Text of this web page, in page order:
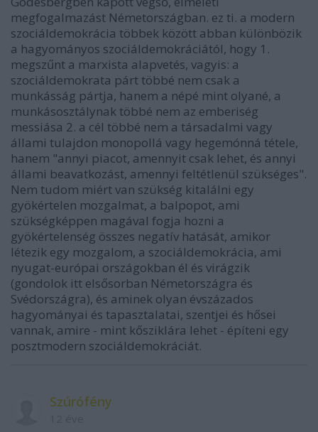
megfogalmazást Németországban. ez ti. a modern
szociáldemokrácia többek között abban különbözik
a hagyományos szociáldemokráciától, hogy 1.
megszűnt a marxista alapvetés, vagyis: a
szociáldemokrata párt többé nem csak a
munkásság pártja, hanem a népé mint olyané, a
munkásosztálynak többé nem az emberiség
messiása 2. a cél többé nem a társadalmi vagy
állami tulajdon monopollá vagy hegemónná tétele,
hanem "annyi piacot, amennyit csak lehet, és annyi
állami beavatkozást, amennyi feltétlenül szükséges".
Nem tudom miért van szükség kitalálni egy
gyökértelen mozgalmat, a balpopot, ami
szükségképpen magával fogja hozni a
gyökértelenség összes negatív hatását, amikor
létezik egy mozgalom, a szociáldemokrácia, ami
nyugat-európai országokban él és virágzik
(gondolok itt elsősorban Németországra és
Svédországra), és aminek olyan évszázados
hagyományai és tapasztalatai, szentjei és hősei
vannak, amire - mint kősziklára lehet - építeni egy
posztmodern szociáldemokráciát.
Szúrófény